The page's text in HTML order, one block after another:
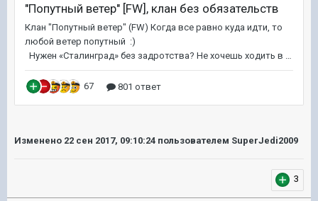
Изменено 22 сен 2017, 09:10:24 пользователем SuperJedi2009
3